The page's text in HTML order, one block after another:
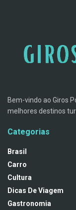
Bem-vindo ao Giros
melhores destinos
Categorias
Brasil
Carro
Cultura
Dicas De Viagem
Gastronomia